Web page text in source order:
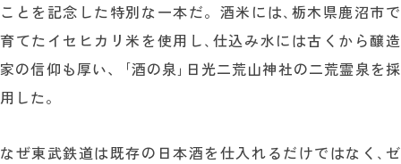
ことを記念した特別な一本だ。酒米には､栃木県鹿沼市で
育てたイセヒカリ米を使用し､仕込み水には古くから醸造
家の信仰も厚い、｢酒の泉｣日光二荒山神社の二荒霊泉を採
用した。
なぜ東武鉄道は既存の日本酒を仕入れるだけではなく､ゼ